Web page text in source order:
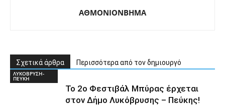
ΑΘΜΟΝΙΟΝΒΗΜΑ
Σχετικά άρθρα Περισσότερα από τον δημιουργό
ΛΥΚΟΒΡΥΣΗ-
ΠΕΥΚΗ
Το 2ο Φεστιβάλ Μπύρας έρχεται
στον Δήμο Λυκόβρυσης – Πεύκης!